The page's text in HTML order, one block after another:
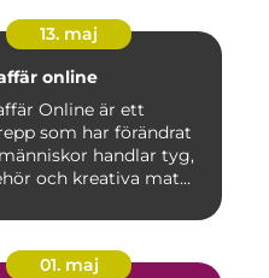
13. maj
online
Online är ett
som har förändrat
handlar tyg,
och kreativa mat...
01. maj